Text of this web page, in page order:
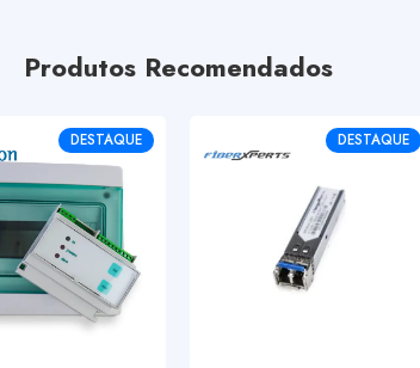
Produtos Recomendados
DESTAQUE DESTAQUE